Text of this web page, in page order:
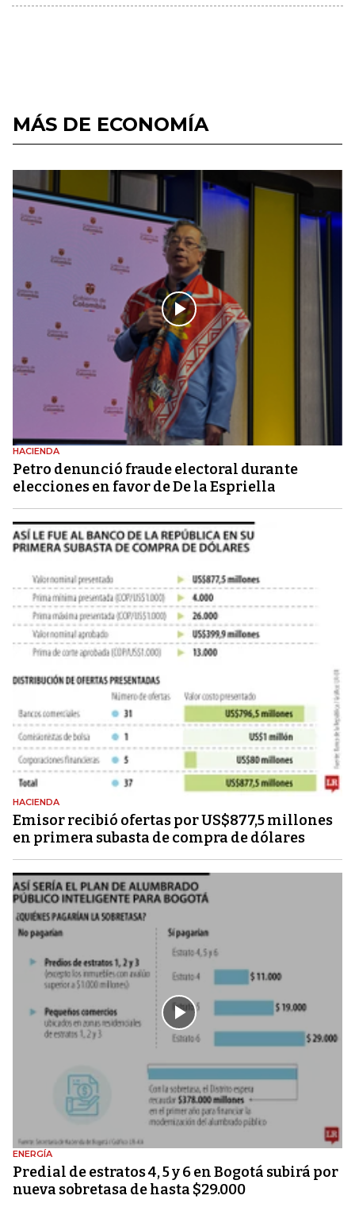
MÁS DE ECONOMÍA
HACIENDA
Petro denunció fraude electoral durante
elecciones en favor de De la Espriella
HACIENDA
Emisor recibió ofertas por US$877,5 millones
en primera subasta de compra de dólares
ENERGÍA
Predial de estratos 4, 5 y 6 en Bogotá subirá por
nueva sobretasa de hasta $29.000